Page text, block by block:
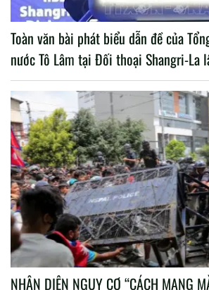
Toàn văn bài phát biểu dẫn đề của
nước Tô Lâm tại Đối thoại Shangri-La
NHẬN DIỆN NGUY CƠ “CÁCH MẠNG